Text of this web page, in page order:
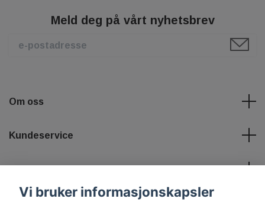
Meld deg på vårt nyhetsbrev
Om oss
Kundeservice
Vi bruker informasjonskapsler